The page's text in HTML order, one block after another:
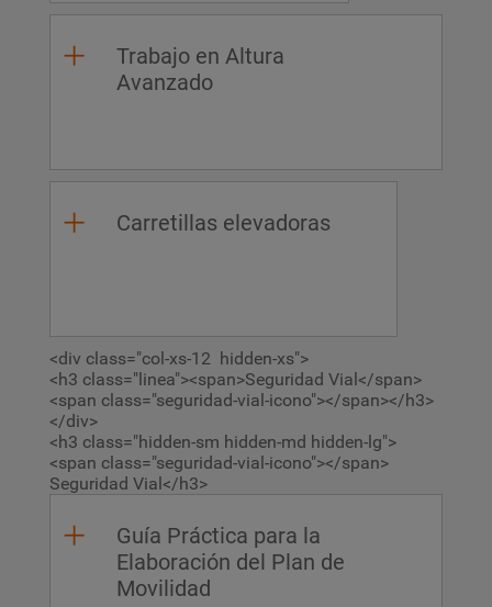
Trabajo en Altura
Avanzado
Carretillas elevadoras
<div class="col-xs-12 hidden-xs">
<h3 class="linea"><span>Seguridad Vial</span>
<span class="seguridad-vial-icono"></span></h3>
</div>
<h3 class="hidden-sm hidden-md hidden-lg">
<span class="seguridad-vial-icono"></span>
Seguridad Vial</h3>
Guía Práctica para la
Elaboración del Plan de
Movilidad